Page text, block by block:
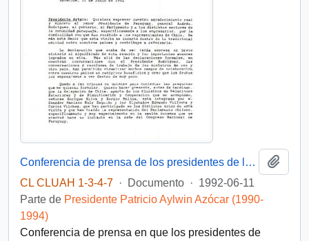
Conferencia de prensa de los presidentes de la República de Chile, d. Patricio Aylwin Azócar, y de Paraguay, d. Andrés Rodríguez, en ceremonia de firma de acuerdos y declaración conjunta
CL CLUAH 1-3-4-7 · Documento · 1992-06-11
Parte de Presidente Patricio Aylwin Azócar (1990-
1994)
Conferencia de prensa en que los presidentes de